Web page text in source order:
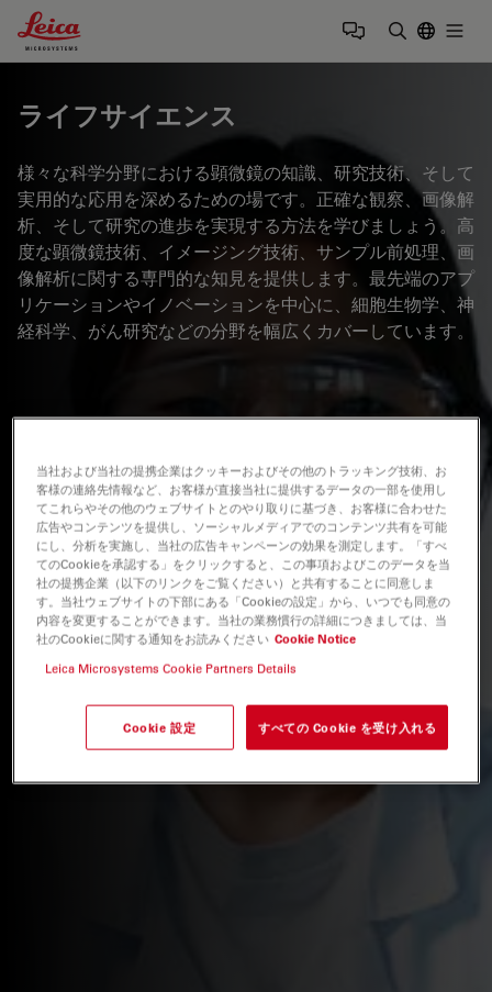
Leica Microsystems Logo
ライフサイエンス
様々な科学分野における顕微鏡の知識、研究技術、そして
実用的な応用を深めるための場です。正確な観察、画像解
析、そして研究の進歩を実現する方法を学びましょう。高
度な顕微鏡技術、イメージング技術、サンプル前処理、画
像解析に関する専門的な知見を提供します。最先端のアプ
リケーションやイノベーションを中心に、細胞生物学、神
経科学、がん研究などの分野を幅広くカバーしています。
当社および当社の提携企業はクッキーおよびその他のトラッキング技術、お
客様の連絡先情報など、お客様が直接当社に提供するデータの一部を使用し
てこれらやその他のウェブサイトとのやり取りに基づき、お客様に合わせた
広告やコンテンツを提供し、ソーシャルメディアでのコンテンツ共有を可能
にし、分析を実施し、当社の広告キャンペーンの効果を測定します。「すべ
てのCookieを承認する」をクリックすると、この事項およびこのデータを当
社の提携企業（以下のリンクをご覧ください）と共有することに同意しま
す。当社ウェブサイトの下部にある「Cookieの設定」から、いつでも同意の
内容を変更することができます。当社の業務慣行の詳細につきましては、当
社のCookieに関する通知をお読みください Cookie Notice
Leica Microsystems Cookie Partners Details
Cookie 設定 すべての Cookie を受け入れる